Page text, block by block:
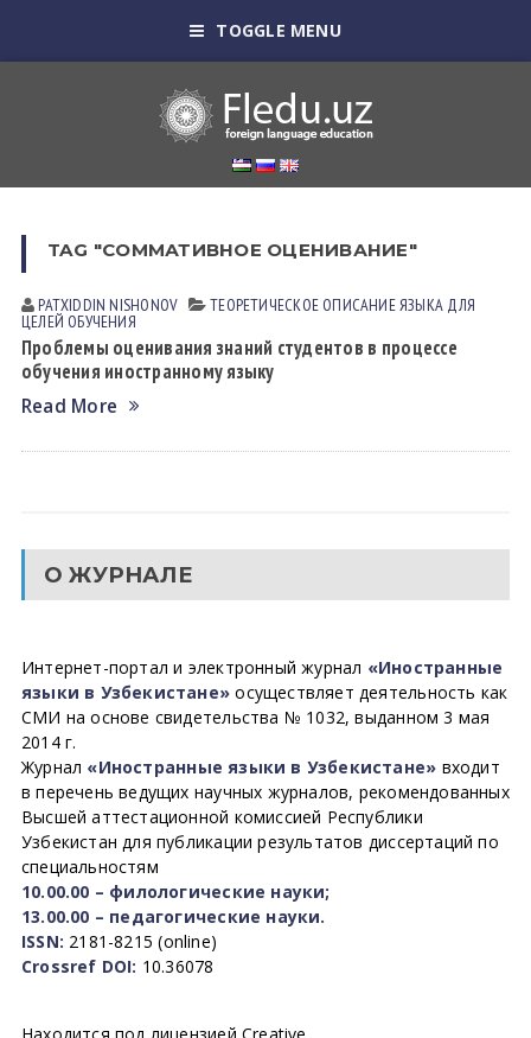
TOGGLE MENU
TAG "СОММАТИВНОЕ ОЦЕНИВАНИЕ"
PATXIDDIN NISHONOV ТЕОРЕТИЧЕСКОЕ ОПИСАНИЕ ЯЗЫКА ДЛЯ
ЦЕЛЕЙ ОБУЧЕНИЯ
Проблемы оценивания знаний студентов в процессе
обучения иностранному языку
Read More
О ЖУРНАЛЕ
Интернет-портал и электронный журнал «Иностранные
языки в Узбекистане» осуществляет деятельность как
СМИ на основе свидетельства № 1032, выданном 3 мая
2014 г.
Журнал «Иностранные языки в Узбекистане» входит
в перечень ведущих научных журналов, рекомендованных
Высшей аттестационной комиссией Республики
Узбекистан для публикации результатов диссертаций по
специальностям
10.00.00 – филологические науки;
13.00.00 – педагогические науки.
ISSN: 2181-8215 (online)
Crossref DOI: 10.36078